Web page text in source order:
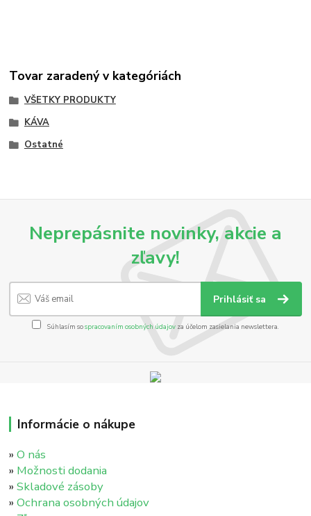
Tovar zaradený v kategóriách
VŠETKY PRODUKTY
KÁVA
Ostatné
Neprepásnite novinky, akcie a
zľavy!
Prihlásiť sa
Súhlasím sospracovaním osobných údajov za účelom zasielania newslettera.
Informácie o nákupe
»O nás
» Možnosti dodania
»Skladové zásoby
»Ochrana osobných údajov